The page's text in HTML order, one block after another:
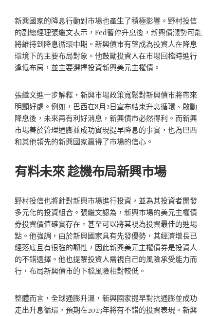
新興國家的降息行動對市場也產生了積極影響。野村投信
的副總經理張繼文表示，Fed暫停升息後，新興債漲勢可能
將維持到降息循環中期。新興債市有望成為投資人在降息
環境下的主要布局對象。他鼓勵投資人在市場回檔時進行
逢低布局，並主要選擇投資新興美元主權債。
張繼文進一步解釋，新興市場政策寬鬆對新興債市將帶來
明顯好處。例如，巴西在8月2日宣布結束升息循環、啟動
降息後，未來再有利好消息，新興債市必然得利。而新興
市場善於管理通膨並成功實現提早降息的事實，也為巴西
和其他領先的新興國家贏得了市場的信心。
有料未來 趁機布局新興市場
野村投信也將針對新興市場進行投資，並為其投資者開發
多元化的投資組合。張繼文認為，新興市場的美元主權債
券投資價值確實存在，甚至可以將其視為投資最佳的進場
點。他強調，由於新興國家具有先發優勢，其經濟增長已
經落底且有很強的韌性，因此新興美元主權債券是投資人
的不錯選擇。他也提醒投資人需視自己的風險承受能力而
行，布局新興債市的下檔風險相對較低。
整體而言，全球通膨升溫，新興國家提早對抗通膨並成功
走出升息循環，預期在2023年將有不錯的投資表現。新興